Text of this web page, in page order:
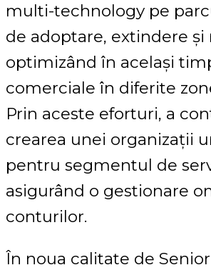
multi-technology pe
de adoptare, extindere și
optimizând în același
comerciale în diferite
Prin aceste eforturi, a
crearea unei organizații
pentru segmentul de
asigurând o gestionare
conturilor.
În noua calitate de